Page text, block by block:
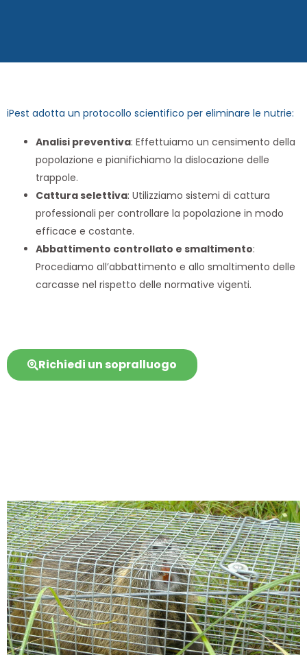
iPest adotta un protocollo scientifico per eliminare le nutrie:
Analisi preventiva: Effettuiamo un censimento della
popolazione e pianifichiamo la dislocazione delle
trappole.
Cattura selettiva: Utilizziamo sistemi di cattura
professionali per controllare la popolazione in modo
efficace e costante.
Abbattimento controllato e smaltimento:
Procediamo all’abbattimento e allo smaltimento delle
carcasse nel rispetto delle normative vigenti.
Richiedi un sopralluogo